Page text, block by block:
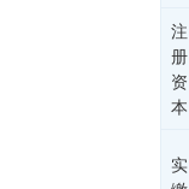
注
册
资
本
实